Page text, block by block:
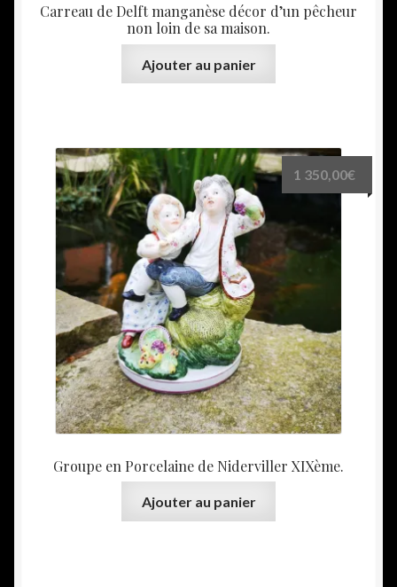
Carreau de Delft manganèse décor d’un pêcheur
non loin de sa maison.
Ajouter au panier
Groupe en Porcelaine de Niderviller XIXème.
1 350,00€
Ajouter au panier